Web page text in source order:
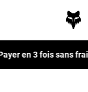
en 3 fois sans